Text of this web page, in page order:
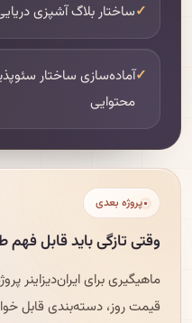
✓ساختار بلاگ آشپزی
✓آماده‌سازی ساختار
محتوایی
پروژه بعدی
وقتی تازگی باید قابل
ماهیگیری برای ایران‌دیزاینر
قیمت روز، دسته‌بندی قابل